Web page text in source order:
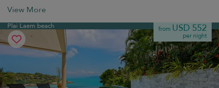
View More
Plai Laem beach from USD 552
per night